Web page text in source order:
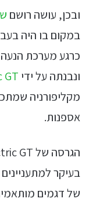
ובכן, עושה רושם
ונבנתה על ידי GT
מקליפורניה
אספנות.
בעיקר
של דגמים